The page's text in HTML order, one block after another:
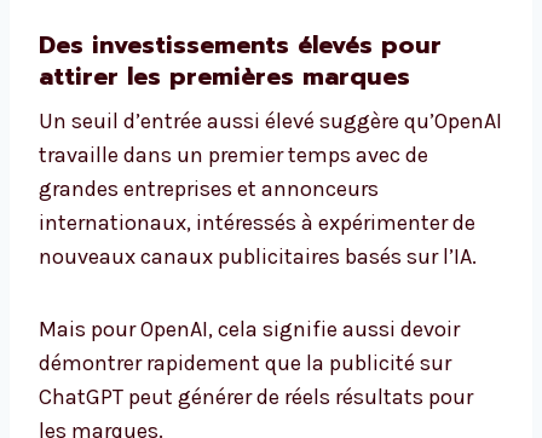
Des investissements élevés pour
attirer les premières marques
Un seuil d’entrée aussi élevé suggère qu’OpenAI
travaille dans un premier temps avec de
grandes entreprises et annonceurs
internationaux, intéressés à expérimenter de
nouveaux canaux publicitaires basés sur l’IA.
Mais pour OpenAI, cela signifie aussi devoir
démontrer rapidement que la publicité sur
ChatGPT peut générer de réels résultats pour
les marques.